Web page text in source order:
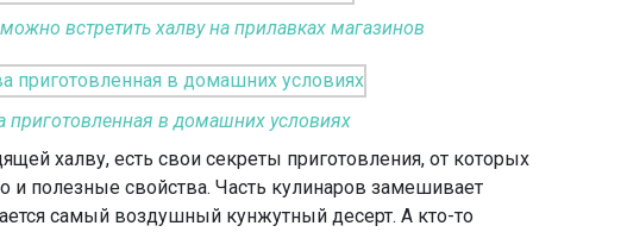
встретить халву на прилавках магазинов
приготовленная в домашних условиях
халву, есть свои секреты приготовления, от которых
и полезные свойства. Часть кулинаров замешивает
самый воздушный кунжутный десерт. А кто-то